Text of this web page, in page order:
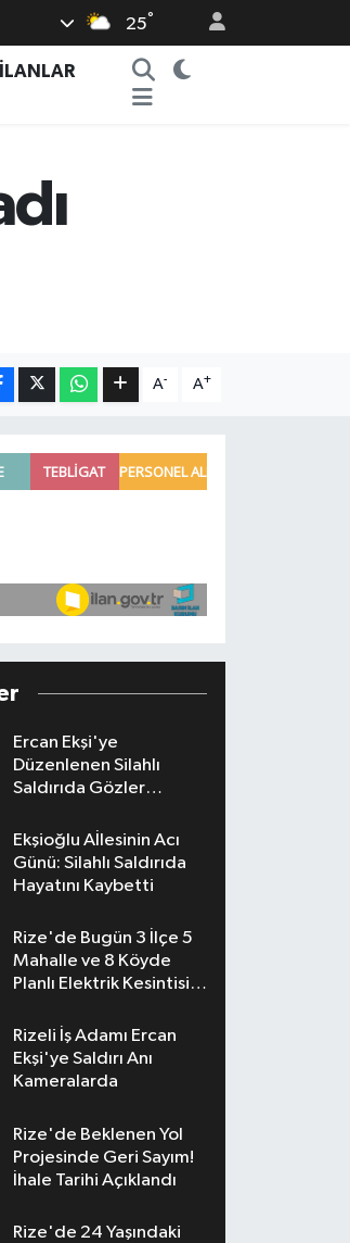
25°
A- A+
Ercan Ekşi'ye
Düzenlenen Silahlı
Saldırıda Gözler
Ekşioğlu Aİlesinin Acı
Günü: Silahlı Saldırıda
Hayatını Kaybetti
Rize'de Bugün 3 İlçe 5
Mahalle ve 8 Köyde
Planlı Elektrik Kesintisi
Rizeli İş Adamı Ercan
Ekşi'ye Saldırı Anı
Kameralarda
Rize'de Beklenen Yol
Projesinde Geri Sayım!
İhale Tarihi Açıklandı
Rize'de 24 Yaşındaki